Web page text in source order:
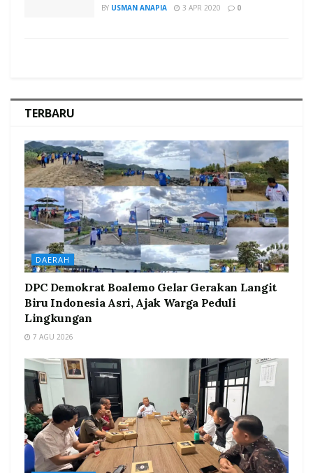
BY USMAN ANAPIA 3 APR 2020 0
TERBARU
DAERAH
DPC Demokrat Boalemo Gelar Gerakan Langit
Biru Indonesia Asri, Ajak Warga Peduli
Lingkungan
7 AGU 2026